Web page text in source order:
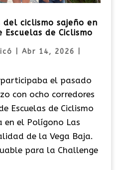
ciclismo sajeño en
Escuelas de Ciclismo
Abr 14, 2026
participaba el pasado
con ocho corredores
Escuelas de Ciclismo
el Polígono Las
de la Vega Baja.
para la Challenge